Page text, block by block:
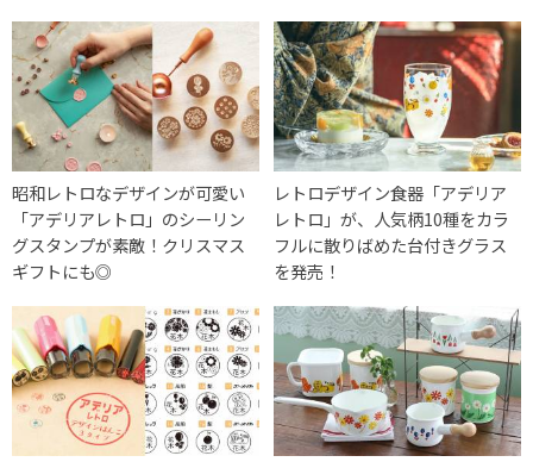
昭和レトロなデザインが可愛い
「アデリアレトロ」のシーリン
グスタンプが素敵！クリスマス
ギフトにも◎
レトロデザイン食器「アデリア
レトロ」が、人気柄10種をカラ
フルに散りばめた台付きグラス
を発売！